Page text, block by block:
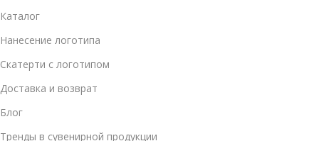
Каталог
Нанесение логотипа
Скатерти с логотипом
Доставка и возврат
Блог
Тренды в сувенирной продукции